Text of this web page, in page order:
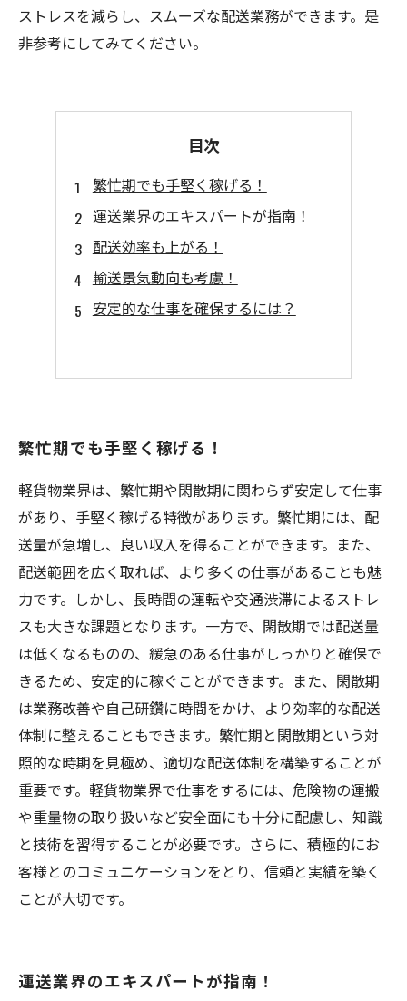
ストレスを減らし、スムーズな配送業務ができます。是
非参考にしてみてください。
目次
繁忙期でも手堅く稼げる！
運送業界のエキスパートが指南！
配送効率も上がる！
輸送景気動向も考慮！
安定的な仕事を確保するには？
繁忙期でも手堅く稼げる！
軽貨物業界は、繁忙期や閑散期に関わらず安定して仕事
があり、手堅く稼げる特徴があります。繁忙期には、配
送量が急増し、良い収入を得ることができます。また、
配送範囲を広く取れば、より多くの仕事があることも魅
力です。しかし、長時間の運転や交通渋滞によるストレ
スも大きな課題となります。一方で、閑散期では配送量
は低くなるものの、緩急のある仕事がしっかりと確保で
きるため、安定的に稼ぐことができます。また、閑散期
は業務改善や自己研鑽に時間をかけ、より効率的な配送
体制に整えることもできます。繁忙期と閑散期という対
照的な時期を見極め、適切な配送体制を構築することが
重要です。軽貨物業界で仕事をするには、危険物の運搬
や重量物の取り扱いなど安全面にも十分に配慮し、知識
と技術を習得することが必要です。さらに、積極的にお
客様とのコミュニケーションをとり、信頼と実績を築く
ことが大切です。
運送業界のエキスパートが指南！